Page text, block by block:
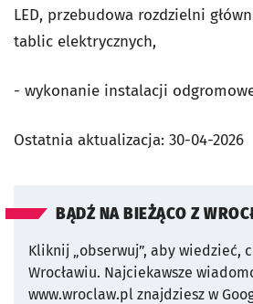
LED, przebudowa rozdzielni
tablic elektrycznych,
- wykonanie instalacji
Ostatnia aktualizacja: 30-04-2026
BĄDŹ NA BIEŻĄCO Z
Kliknij „obserwuj”, aby wiedzieć,
Wrocławiu. Najciekawsze
www.wroclaw.pl znajdziesz w